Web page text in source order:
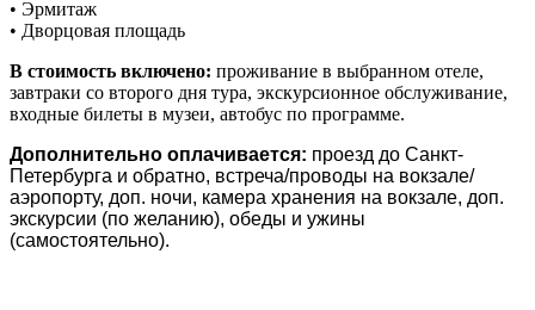
• Эрмитаж
• Дворцовая площадь
В стоимость включено: проживание в выбранном отеле,
завтраки со второго дня тура, экскурсионное обслуживание,
входные билеты в музеи, автобус по программе.
Дополнительно оплачивается: проезд до Санкт-
Петербурга и обратно, встреча/проводы на вокзале/
аэропорту, доп. ночи, камера хранения на вокзале, доп.
экскурсии (по желанию), обеды и ужины
(самостоятельно).